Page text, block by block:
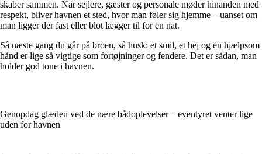
skaber sammen. Når sejlere, gæster og personale møder hinanden med
respekt, bliver havnen et sted, hvor man føler sig hjemme – uanset om
man ligger der fast eller blot lægger til for en nat.
Så næste gang du går på broen, så husk: et smil, et hej og en hjælpsom
hånd er lige så vigtige som fortøjninger og fendere. Det er sådan, man
holder god tone i havnen.
Genopdag glæden ved de nære bådoplevelser – eventyret venter lige
uden for havnen